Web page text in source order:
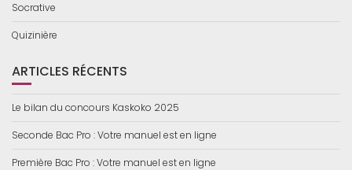
Socrative
Quizinière
ARTICLES RÉCENTS
Le bilan du concours Kaskoko 2025
Seconde Bac Pro : Votre manuel est en ligne
Première Bac Pro : Votre manuel est en ligne